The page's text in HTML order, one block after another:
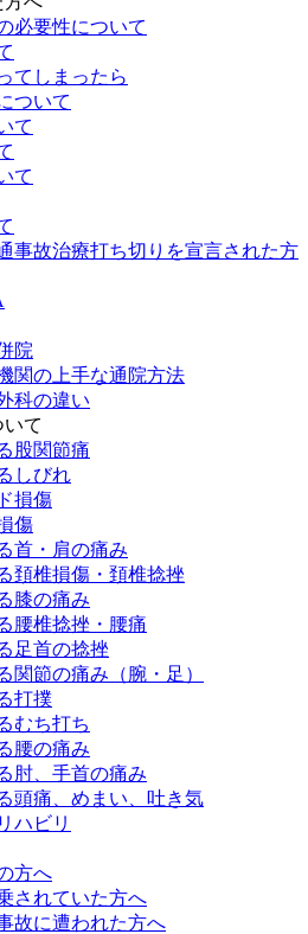
必要性について
てしまったら
ついて
て
て
事故治療打ち切りを宣言された方
院
関の上手な通院方法
科の違い
て
股関節痛
しびれ
損傷
傷
首・肩の痛み
頚椎損傷・頚椎捻挫
膝の痛み
腰椎捻挫・腰痛
足首の捻挫
関節の痛み（腕・足）
打撲
むち打ち
腰の痛み
肘、手首の痛み
頭痛、めまい、吐き気
ハビリ
方へ
されていた方へ
故に遭われた方へ